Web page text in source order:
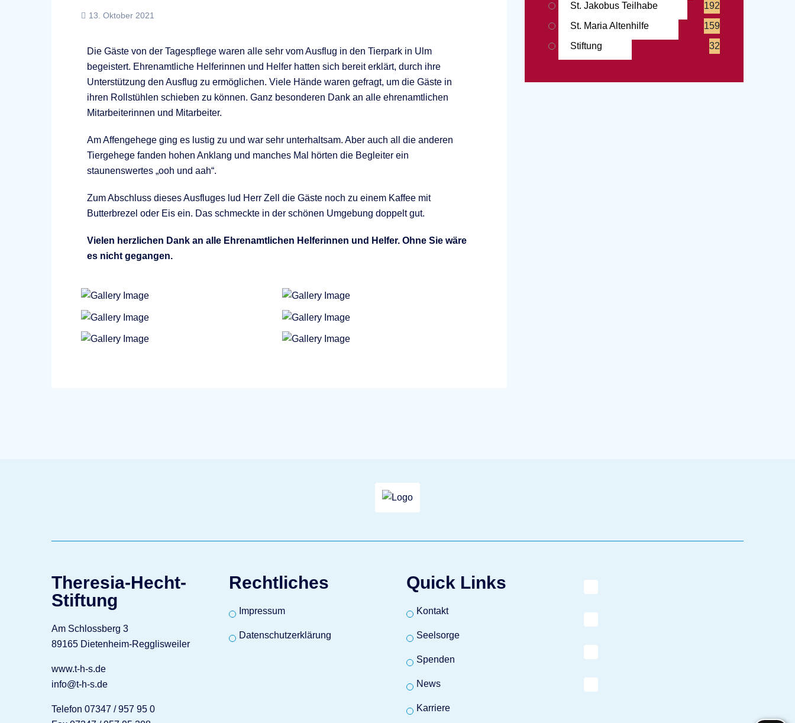
13. Oktober 2021
Die Gäste von der Tagespflege waren alle sehr vom Ausflug in den Tierpark in Ulm
begeistert. Ehrenamtliche Helferinnen und Helfer hatten sich bereit erklärt, durch ihre
Unterstützung den Ausflug zu ermöglichen. Viele Hände waren gefragt, um die Gäste in
ihren Rollstühlen schieben zu können. Ganz besonderen Dank an alle ehrenamtlichen
Mitarbeiterinnen und Mitarbeiter.
Am Affengehege ging es lustig zu und war sehr unterhaltsam. Aber auch all die anderen
Tiergehege fanden hohen Anklang und manches Mal hörten die Begleiter ein
staunenswertes „ooh und aah“.
Zum Abschluss dieses Ausfluges lud Herr Zell die Gäste noch zu einem Kaffee mit
Butterbrezel oder Eis ein. Das schmeckte in der schönen Umgebung doppelt gut.
Vielen herzlichen Dank an alle Ehrenamtlichen Helferinnen und Helfer. Ohne Sie wäre
es nicht gegangen.
St. Jakobus Teilhabe
192
St. Maria Altenhilfe
159
Stiftung
32
Theresia-Hecht-
Stiftung
Am Schlossberg 3
89165 Dietenheim-Regglisweiler
www.t-h-s.de
info@t-h-s.de
Telefon 07347 / 957 95 0
Rechtliches
Impressum
Datenschutzerklärung
Quick Links
Kontakt
Seelsorge
Spenden
News
Karriere